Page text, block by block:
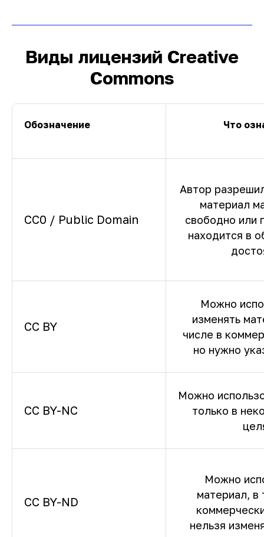
Виды лицензий Creative
Commons
Обозначение Что
CC0 / Public Domain
Автор
материал
свободно или
находится в
CC BY
Можно
изменять
числе в
но нужно
CC BY-NC
Можно
только в
CC BY-ND
Можно
материал, в
нельзя